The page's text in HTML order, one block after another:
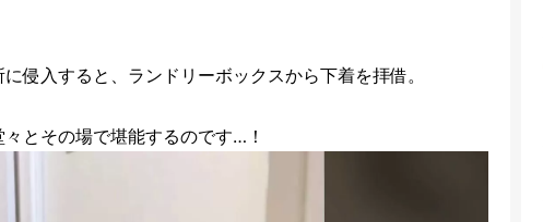
侵入すると、ランドリーボックスから下着を拝借。
とその場で堪能するのです…！